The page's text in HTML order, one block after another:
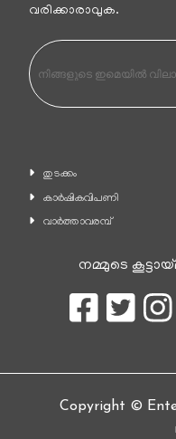
വരിക്കാരാവുക.
തുടക്കം
കാ‍ർഷികവിപണി
വാര്‍ത്താവരമ്പ്
നമ്മുടെ
Copyright ©